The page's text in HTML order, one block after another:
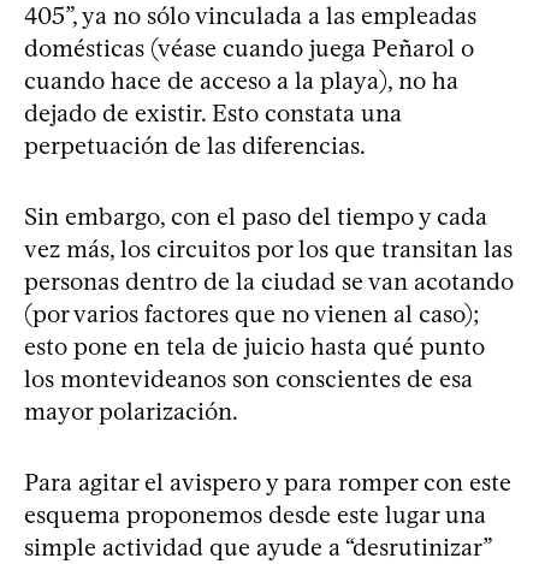
405”, ya no sólo vinculada a las empleadas
domésticas (véase cuando juega Peñarol o
cuando hace de acceso a la playa), no ha
dejado de existir. Esto constata una
perpetuación de las diferencias.
Sin embargo, con el paso del tiempo y cada
vez más, los circuitos por los que transitan las
personas dentro de la ciudad se van acotando
(por varios factores que no vienen al caso);
esto pone en tela de juicio hasta qué punto
los montevideanos son conscientes de esa
mayor polarización.
Para agitar el avispero y para romper con este
esquema proponemos desde este lugar una
simple actividad que ayude a “desrutinizar”